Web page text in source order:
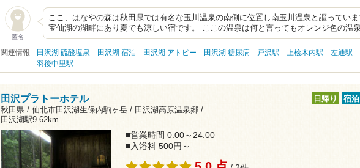
匿名
ここ、はなやの森は秋田県では有名な玉川温泉の南側に位置し南玉川温泉と謳っていま
宝仙湖の湖畔にあり夏でも涼しい宿です。 ここの温泉は何と言ってもオレンジ色の温
関連情報 田沢湖 硫酸塩泉 田沢湖 宿泊 田沢湖 アトピー 田沢湖 糖尿病 戸沢駅 上桧木内駅
左通駅
羽後中里駅
田沢プラトーホテル
秋田県 / 仙北市田沢湖生保内駒ヶ岳 / 田沢湖高原温泉郷 /
田沢湖駅9.62km
日帰り 宿泊
■営業時間 0:00～24:00
■入浴料 500円～